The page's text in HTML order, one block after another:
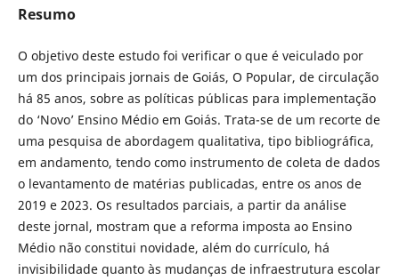
Resumo
O objetivo deste estudo foi verificar o que é veiculado por
um dos principais jornais de Goiás, O Popular, de circulação
há 85 anos, sobre as políticas públicas para implementação
do ‘Novo’ Ensino Médio em Goiás. Trata-se de um recorte de
uma pesquisa de abordagem qualitativa, tipo bibliográfica,
em andamento, tendo como instrumento de coleta de dados
o levantamento de matérias publicadas, entre os anos de
2019 e 2023. Os resultados parciais, a partir da análise
deste jornal, mostram que a reforma imposta ao Ensino
Médio não constitui novidade, além do currículo, há
invisibilidade quanto às mudanças de infraestrutura escolar